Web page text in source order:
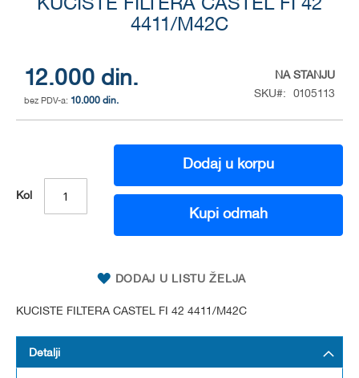
KUCISTE FILTERA CASTEL FI 42
4411/M42C
12.000 din.
10.000 din.
NA STANJU
SKU
0105113
Kol
Dodaj u korpu
Kupi odmah
DODAJ U LISTU ŽELJA
KUCISTE FILTERA CASTEL FI 42 4411/M42C
the
images
gallery
Detalji